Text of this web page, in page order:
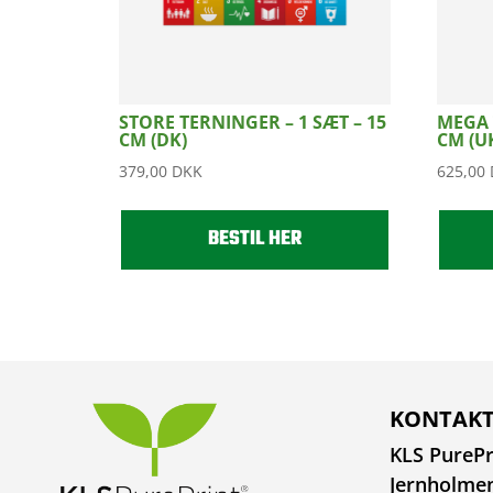
STORE TERNINGER – 1 SÆT – 15
CM (DK)
379,00 DKK
BESTIL HER
MEGA
CM
625,00
KLS